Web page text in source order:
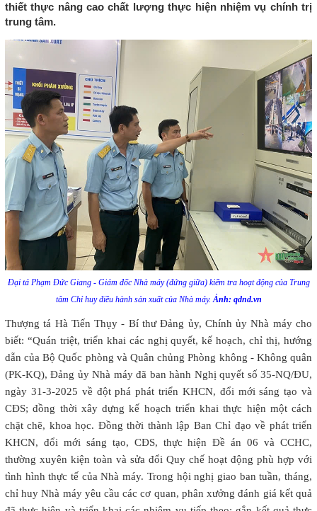
thiết thực nâng cao chất lượng thực hiện nhiệm vụ chính trị
trung tâm.
Đại tá Phạm Đức Giang - Giám đốc Nhà máy (đứng giữa) kiểm tra hoạt động của Trung
tâm Chỉ huy điều hành sản xuất của Nhà máy. Ảnh: qdnd.vn
Thượng tá Hà Tiến Thụy - Bí thư Đảng ủy, Chính ủy Nhà máy cho
biết: “Quán triệt, triển khai các nghị quyết, kế hoạch, chỉ thị, hướng
dẫn của Bộ Quốc phòng và Quân chủng Phòng không - Không quân
(PK-KQ), Đảng ủy Nhà máy đã ban hành Nghị quyết số 35-NQ/ĐU,
ngày 31-3-2025 về đột phá phát triển KHCN, đổi mới sáng tạo và
CĐS; đồng thời xây dựng kế hoạch triển khai thực hiện một cách
chặt chẽ, khoa học. Đồng thời thành lập Ban Chỉ đạo về phát triển
KHCN, đổi mới sáng tạo, CĐS, thực hiện Đề án 06 và CCHC,
thường xuyên kiện toàn và sửa đổi Quy chế hoạt động phù hợp với
tình hình thực tế của Nhà máy. Trong hội nghị giao ban tuần, tháng,
chỉ huy Nhà máy yêu cầu các cơ quan, phân xưởng đánh giá kết quả